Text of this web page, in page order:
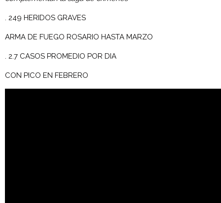
. 249 HERIDOS GRAVES
ARMA DE FUEGO ROSARIO HASTA MARZO
. 2.7 CASOS PROMEDIO POR DIA
CON PICO EN FEBRERO